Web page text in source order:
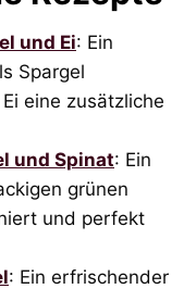
und Ei: Ein
Spargel
eine zusätzliche
und Spinat: Ein
grünen
und perfekt
: Ein erfrischender